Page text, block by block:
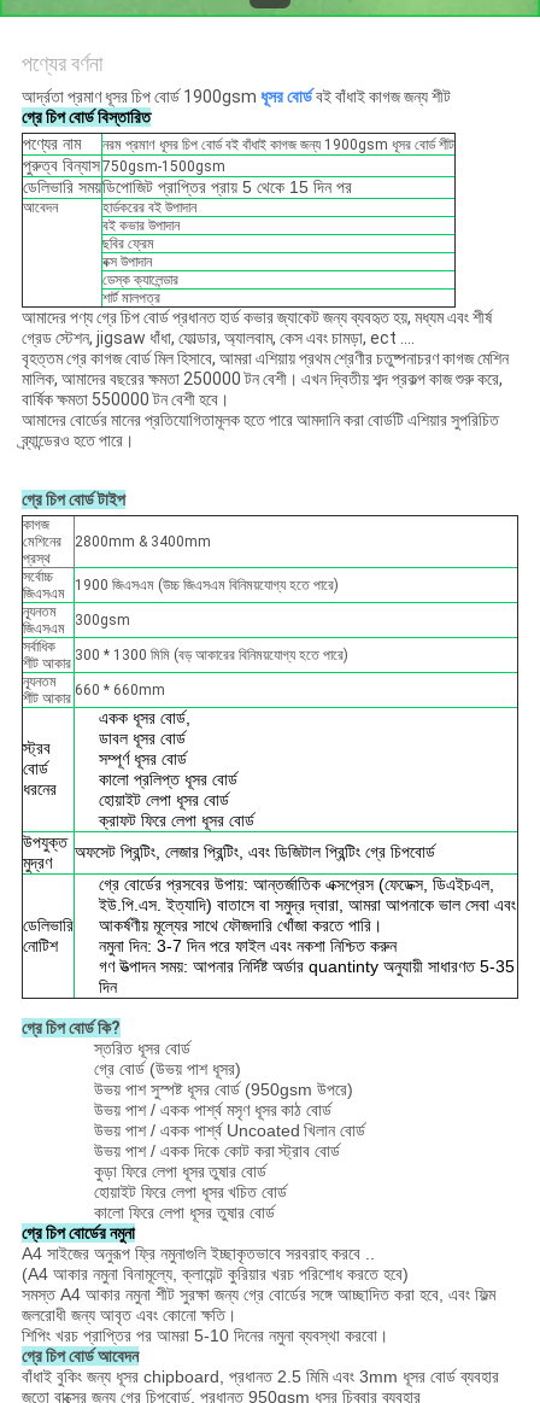
পণ্যের বর্ণনা
আর্দ্রতা প্রমাণ ধূসর চিপ বোর্ড 1900gsm ধূসর বোর্ডবই বাঁধাই কাগজ জন্য শীট
গ্রে চিপ বোর্ড বিস্তারিত
পণ্যের নাম
নরম প্রমাণ ধূসর চিপ বোর্ড বই বাঁধাই কাগজ জন্য 1900gsm ধূসর বোর্ড শীট
পুরুত্ব বিন্যাস750gsm-1500gsm
ডেলিভারি সময়ডিপোজিট প্রাপ্তির প্রায় 5 থেকে 15 দিন পর
আবেদন
হার্ডকরের বই উপাদান
বই কভার উপাদান
ছবির ফ্রেম
বক্স উপাদান
ডেস্ক ক্যালেন্ডার
শার্ট মালপত্র
আমাদের পণ্য গ্রে চিপ বোর্ড প্রধানত হার্ড কভার জ্যাকেট জন্য ব্যবহৃত হয়, মধ্যম এবং শীর্ষ
গ্রেড স্টেশন, jigsaw ধাঁধা, ফোল্ডার, অ্যালবাম, কেস এবং চামড়া, ect ....
বৃহত্তম গ্রে কাগজ বোর্ড মিল হিসাবে, আমরা এশিয়ায় প্রথম শ্রেণীর চতুষ্পনাচরণ কাগজ মেশিন
মালিক, আমাদের বছরের ক্ষমতা 250000 টন বেশী। এখন দ্বিতীয় শব্দ প্রকল্প কাজ শুরু করে,
বার্ষিক ক্ষমতা 550000 টন বেশী হবে।
আমাদের বোর্ডের মানের প্রতিযোগিতামূলক হতে পারে আমদানি করা বোর্ডটি এশিয়ার সুপরিচিত
ব্র্যান্ডেরও হতে পারে।
গ্রে চিপ বোর্ড টাইপ
কাগজ
মেশিনের
প্রস্থ
2800mm & 3400mm
সর্বোচ্চ
জিএসএম
1900 জিএসএম (উচ্চ জিএসএম বিনিময়যোগ্য হতে পারে)
ন্যূনতম
জিএসএম
300gsm
সর্বাধিক
শীট আকার 300 * 1300 মিমি (বড় আকারের বিনিময়যোগ্য হতে পারে)
ন্যূনতম
শীট আকার 660 * 660mm
স্ট্রব
বোর্ড
ধরনের
একক ধূসর বোর্ড,
ডাবল ধূসর বোর্ড
সম্পূর্ণ ধূসর বোর্ড
কালো প্রলিপ্ত ধূসর বোর্ড
হোয়াইট লেপা ধূসর বোর্ড
ক্রাফট ফিরে লেপা ধূসর বোর্ড
উপযুক্ত
মুদ্রণ
অফসেট প্রিন্টিং, লেজার প্রিন্টিং, এবং ডিজিটাল প্রিন্টিং গ্রে চিপবোর্ড
ডেলিভারি
নোটিশ
গ্রে বোর্ডের প্রসবের উপায়: আন্তর্জাতিক এক্সপ্রেস (ফেডেক্স, ডিএইচএল,
ইউ.পি.এস. ইত্যাদি) বাতাসে বা সমুদ্র দ্বারা, আমরা আপনাকে ভাল সেবা এবং
আকর্ষণীয় মূল্যের সাথে ফৌজদারি খোঁজা করতে পারি।
নমুনা দিন: 3-7 দিন পরে ফাইল এবং নকশা নিশ্চিত করুন
গণ উত্পাদন সময়: আপনার নির্দিষ্ট অর্ডার quantinty অনুযায়ী সাধারণত 5-35
দিন
গ্রে চিপ বোর্ড কি?
স্তরিত ধূসর বোর্ড
গ্রে বোর্ড (উভয় পাশ ধূসর)
উভয় পাশ সুস্পষ্ট ধূসর বোর্ড (950gsm উপরে)
উভয় পাশ / একক পার্শ্ব মসৃণ ধূসরকাঠ বোর্ড
উভয় পাশ / একক পার্শ্ব Uncoated খিলান বোর্ড
উভয় পাশ / একক দিকে কোট করাস্ট্রাব বোর্ড
কুড়া ফিরে লেপা ধূসরতুষার বোর্ড
হোয়াইট ফিরে লেপা ধূসরখচিত বোর্ড
কালো ফিরে লেপা ধূসর তুষার বোর্ড
গ্রে চিপ বোর্ডের নমুনা
A4 সাইজের অনুরূপ ফ্রি নমুনাগুলি ইচ্ছাকৃতভাবে সরবরাহ করবে ..
(A4 আকার নমুনা বিনামূল্যে, ক্লায়েন্ট কুরিয়ার খরচ পরিশোধ করতে হবে)
সমস্ত A4 আকার নমুনা শীট সুরক্ষা জন্য গ্রে বোর্ডের সঙ্গে আচ্ছাদিত করা হবে, এবং ফিল্ম
জলরোধী জন্য আবৃত এবং কোনো ক্ষতি।
শিপিং খরচ প্রাপ্তির পর আমরা 5-10 দিনের নমুনা ব্যবস্থা করবো।
গ্রে চিপ বোর্ড আবেদন
বাঁধাই বুকিং জন্য ধূসর chipboard, প্রধানত 2.5 মিমি এবং 3mm ধূসর বোর্ড ব্যবহার
জুতো বাক্সের জন্য গ্রে চিপবোর্ড, প্রধানত 950gsm ধূসর চিব্বার ব্যবহার